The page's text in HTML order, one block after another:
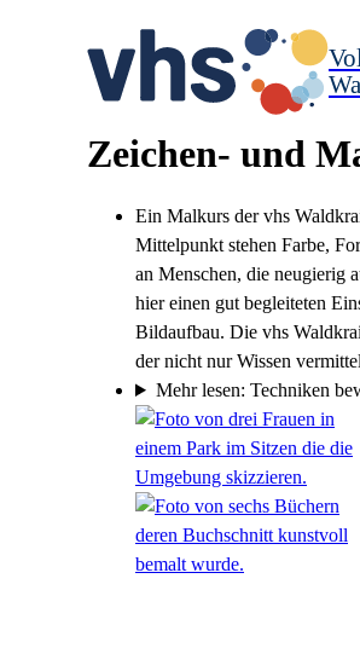
Zeichen- und
Ein Malkurs der vhs
Mittelpunkt stehen Farbe,
an Menschen, die neugierig
hier einen gut begleiteten
Bildaufbau. Die vhs
der nicht nur Wissen
Mehr lesen: Techniken